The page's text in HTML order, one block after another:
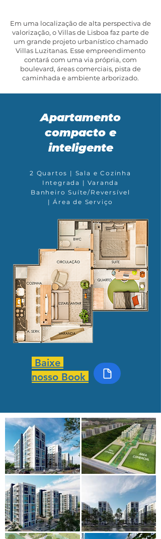
Em uma localização de alta perspectiva de
valorização, o Villas de Lisboa faz parte de
um grande projeto urbanístico chamado
Villas Luzitanas. Esse empreendimento
contará com uma via própria, com
boulevard, áreas comerciais, pista de
caminhada e ambiente arborizado.
Apartamento
compacto e
inteligente
2 Quartos | Sala e Cozinha
Integrada | Varanda
Banheiro Suíte/Reversível
| Área de Serviço
Baixe
nosso Book